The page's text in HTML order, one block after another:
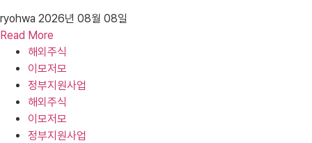
ryohwa 2026년 08월 08일
Read More
해외주식
이모저모
정부지원사업
해외주식
이모저모
정부지원사업